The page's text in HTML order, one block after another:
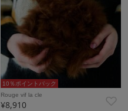
10％ポイントバック
Rouge vif la cle
¥8,910